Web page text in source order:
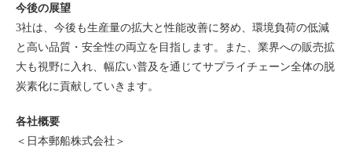
今後の展望
3社は、今後も生産量の拡大と性能改善に努め、環境負荷の低減
と高い品質・安全性の両立を目指します。また、業界への販売拡
大も視野に入れ、幅広い普及を通じてサプライチェーン全体の脱
炭素化に貢献していきます。
各社概要
＜日本郵船株式会社＞